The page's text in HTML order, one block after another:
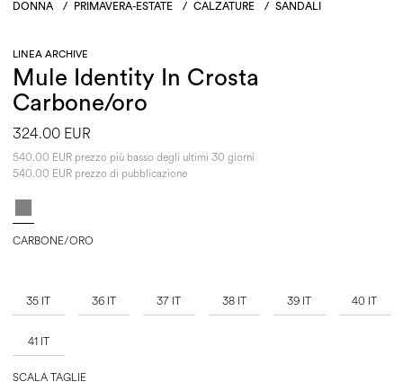
DONNA / PRIMAVERA-ESTATE / CALZATURE / SANDALI
LINEA ARCHIVE
Mule Identity In Crosta
Carbone/oro
324.00 EUR
540.00 EUR prezzo più basso degli ultimi 30 giorni
540.00 EUR prezzo di pubblicazione
CARBONE/ORO
35 IT 36 IT 37 IT 38 IT 39 IT 40 IT
41 IT
SCALA TAGLIE